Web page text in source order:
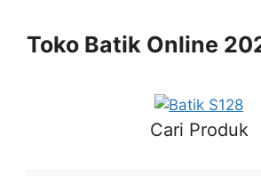
contentToko Batik Online
Cari Produk